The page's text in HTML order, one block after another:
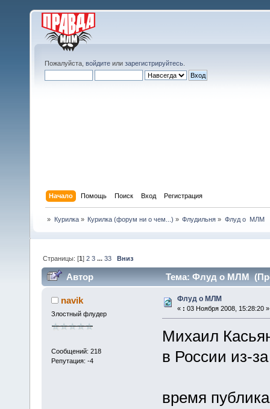
Пожалуйста, войдите или зарегистрируйтесь
Начало Помощь Поиск Вход Регистрация
» Курилка» Курилка (форум ни о чем...) » Флудильня » Флуд о  МЛМ
Страницы: [1]2 3 ...33 Вниз
Автор Тема: Флуд о МЛМ
navik
Злостный флудер
Сообщений: 218
Репутация: -4
Флуд о МЛМ
« : 03 Ноября 2008, 15:28:20 »
Михаил
в России из-
время